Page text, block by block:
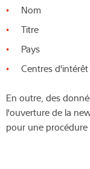
Nom
Titre
Pays
Centres d'intérêt
En outre, des
l'ouverture de la
pour une